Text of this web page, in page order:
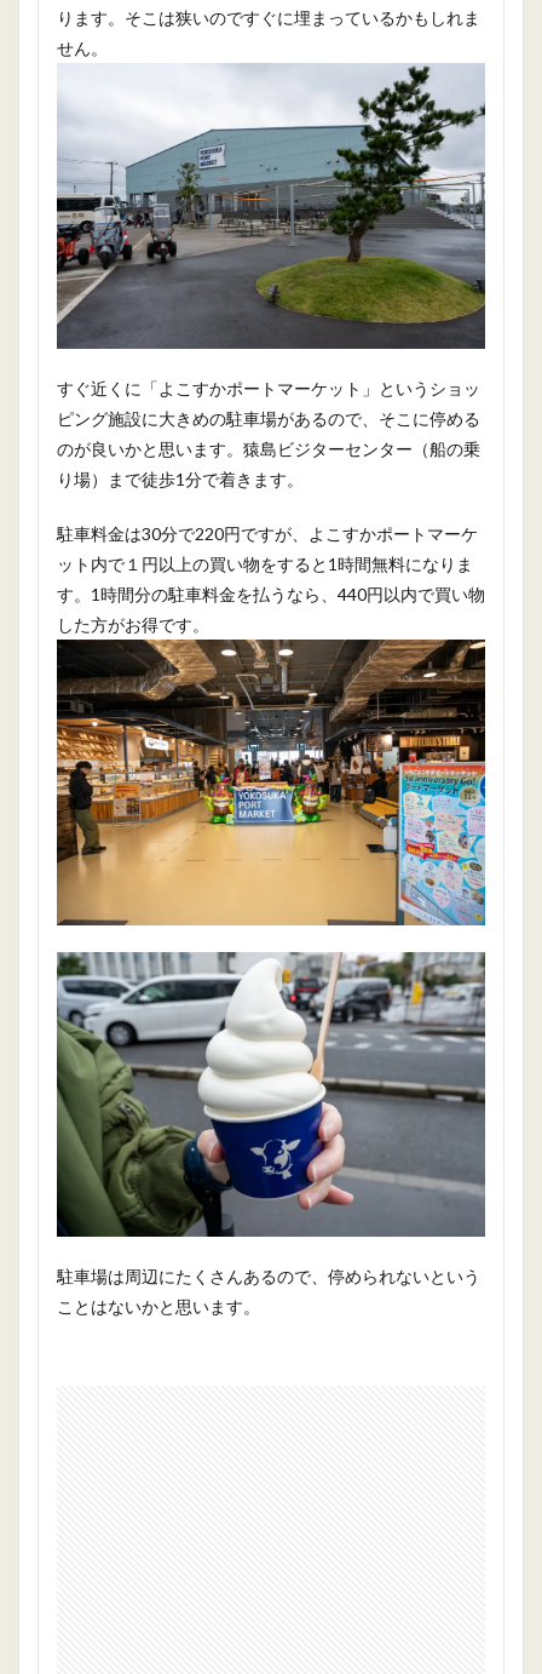
ります。そこは狭いのですぐに埋まっているかもしれま
せん。
すぐ近くに「よこすかポートマーケット」というショッ
ピング施設に大きめの駐車場があるので、そこに停める
のが良いかと思います。猿島ビジターセンター（船の乗
り場）まで徒歩1分で着きます。
駐車料金は30分で220円ですが、よこすかポートマーケ
ット内で１円以上の買い物をすると1時間無料になりま
す。1時間分の駐車料金を払うなら、440円以内で買い物
した方がお得です。
駐車場は周辺にたくさんあるので、停められないという
ことはないかと思います。